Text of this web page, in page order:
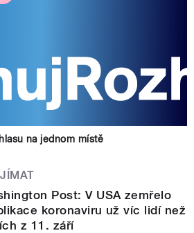
na jednom místě
Post: V USA zemřelo
koronaviru už víc lidí než
z 11. září